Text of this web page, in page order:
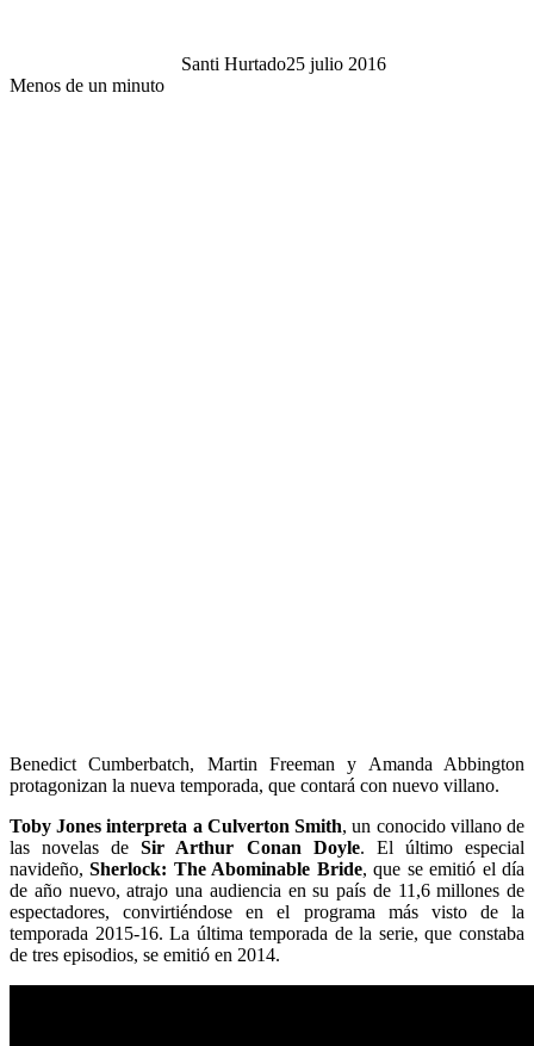
Santi Hurtado25 julio 2016
Menos de un minuto
Benedict Cumberbatch, Martin Freeman y Amanda Abbington
protagonizan la nueva temporada, que contará con nuevo villano.
Toby Jones interpreta a Culverton Smith, un conocido villano de
las novelas deSir Arthur Conan Doyle. El último especial
navideño,Sherlock: The Abominable Bride, que se emitió el día
de año nuevo, atrajo una audiencia en su país de 11,6 millones de
espectadores, convirtiéndose en el programa más visto de la
temporada 2015-16. La última temporada de la serie, que constaba
de tres episodios, se emitió en 2014.